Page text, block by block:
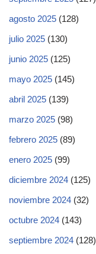
agosto 2025 (128)
julio 2025 (130)
junio 2025 (125)
mayo 2025 (145)
abril 2025 (139)
marzo 2025 (98)
febrero 2025 (89)
enero 2025 (99)
diciembre 2024 (125)
noviembre 2024 (32)
octubre 2024 (143)
septiembre 2024 (128)